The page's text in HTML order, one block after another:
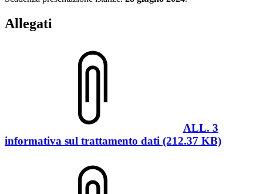
Allegati
ALL. 3
informativa sul trattamento dati (212.37 KB)